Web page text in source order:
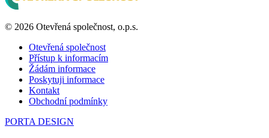
© 2026 Otevřená společnost, o.p.s.
Otevřená společnost
Přístup k informacím
Žádám informace
Poskytuji informace
Kontakt
Obchodní podmínky
PORTA DESIGN